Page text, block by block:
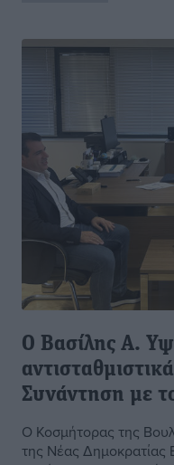
Ο Βασίλης Α.
Συνάντηση με
Ο Κοσμήτορας της
της Νέας Δημοκρατίας